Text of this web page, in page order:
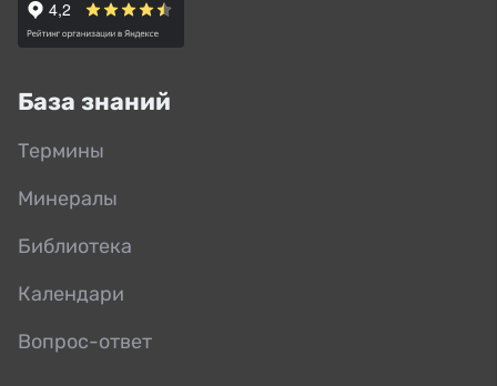
База знаний
Термины
Минералы
Библиотека
Календари
Вопрос-ответ